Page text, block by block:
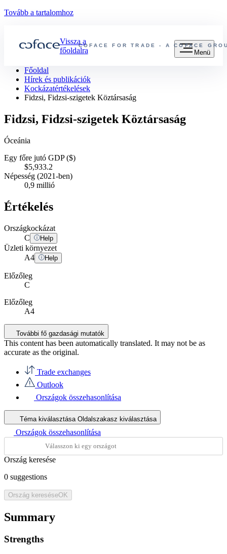
Tovább a tartalomhoz
COFACE FOR TRADE - A COFACE
Vissza a
főoldalra
Menü
Főoldal
Hírek és publikációk
Kockázatértékelések
Fidzsi, Fidzsi-szigetek Köztársaság
Fidzsi, Fidzsi-szigetek Köztársaság
Óceánia
Egy főre jutó GDP ($)
$5,933.2
Népesség (2021-ben)
0,9 millió
Értékelés
Országkockázat
C
Help
Üzleti környezet
A4 Help
Előzőleg
C
Előzőleg
A4
További fő gazdasági mutatók
This content has been automatically translated. It may not be as
accurate as the original.
Trade exchanges
Outlook
Országok összehasonlítása
Téma kiválasztása Oldalszakasz kiválasztása
Országok összehasonlítása
Ország keresése
0 suggestions
Ország kereséseOK
Summary
Strengths